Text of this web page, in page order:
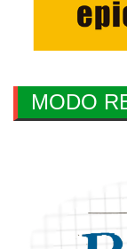
MODO